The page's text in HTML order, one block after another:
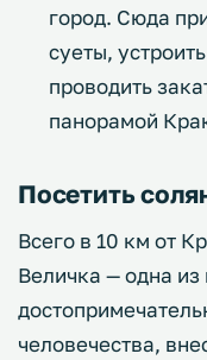
город. Сюда
суеты,
проводить
панорамой
Посетить
Всего в 10 км от
Величка — одна из
человечества,